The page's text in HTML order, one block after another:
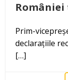
României
Prim-
declarațiile
[…]